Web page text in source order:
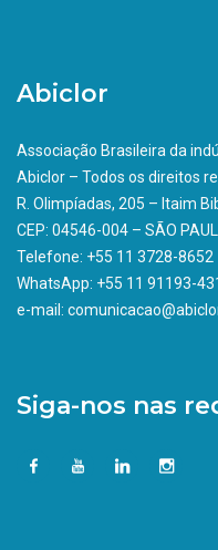
Abiclor
Associação Brasileira da
Abiclor – Todos os direitos
R. Olimpíadas, 205 – Itaim
CEP: 04546-004 – SÃO
Telefone: +55 11 3728-8652
WhatsApp: +55 11 91193-
e-mail:
Siga-nos nas